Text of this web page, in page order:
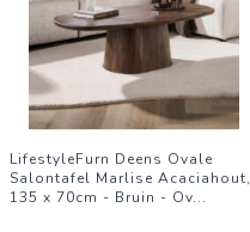
LifestyleFurn Deens Ovale
Salontafel Marlise Acaciahout,
135 x 70cm - Bruin - Ov...